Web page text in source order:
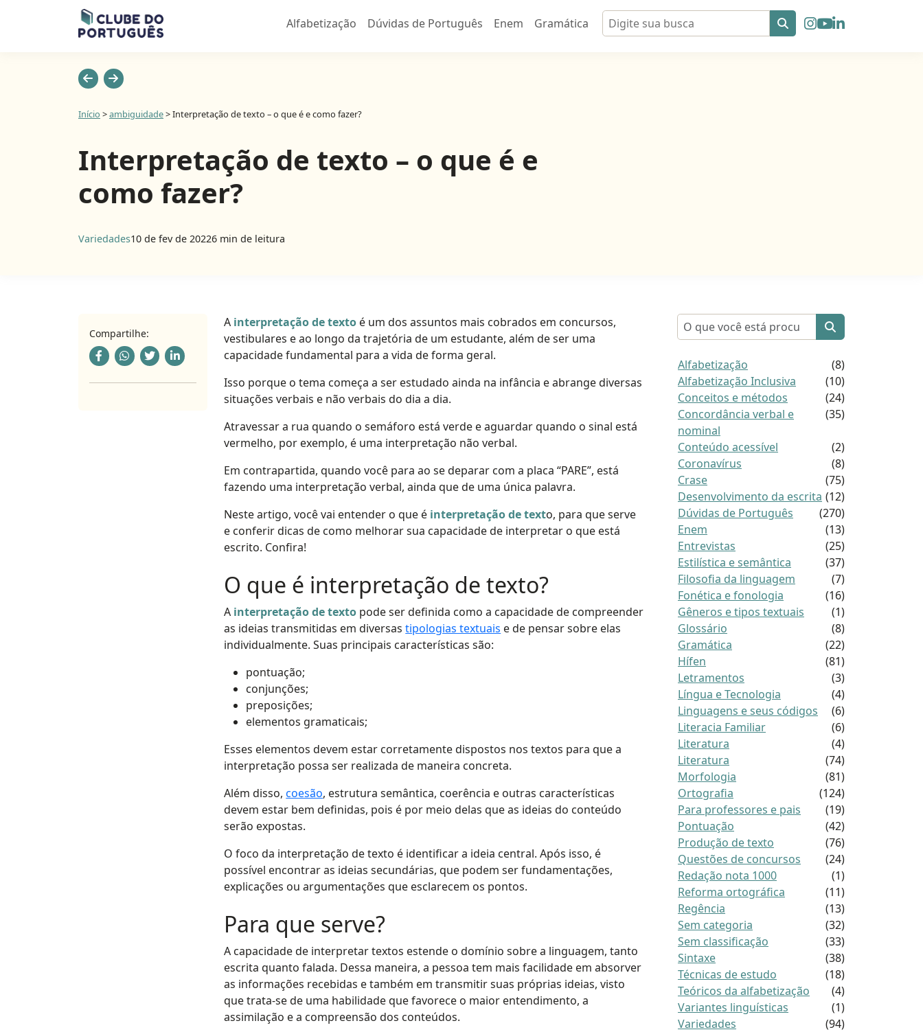
Alfabetização Dúvidas de Português Enem Gramática
Início >ambiguidade>Interpretação de texto – o que é e como fazer?
Interpretação de texto – o que é e
como fazer?
Variedades10 de fev de 20226 min de leitura
Compartilhe:
A interpretação de texto é um dos assuntos mais cobrados em concursos,
vestibulares e ao longo da trajetória de um estudante, além de ser uma
capacidade fundamental para a vida de forma geral.
Isso porque o tema começa a ser estudado ainda na infância e abrange diversas
situações verbais e não verbais do dia a dia.
Atravessar a rua quando o semáforo está verde e aguardar quando o sinal está
vermelho, por exemplo, é uma interpretação não verbal.
Em contrapartida, quando você para ao se deparar com a placa “PARE”, está
fazendo uma interpretação verbal, ainda que de uma única palavra.
Neste artigo, você vai entender o que é interpretação de texto, para que serve
e conferir dicas de como melhorar sua capacidade de interpretar o que está
escrito. Confira!
O que é interpretação de texto?
A interpretação de texto pode ser definida como a capacidade de compreender
as ideias transmitidas em diversastipologias textuais e de pensar sobre elas
individualmente. Suas principais características são:
pontuação;
conjunções;
preposições;
elementos gramaticais;
Esses elementos devem estar corretamente dispostos nos textos para que a
interpretação possa ser realizada de maneira concreta.
Além disso,coesão, estrutura semântica, coerência e outras características
devem estar bem definidas, pois é por meio delas que as ideias do conteúdo
serão expostas.
O foco da interpretação de texto é identificar a ideia central. Após isso, é
possível encontrar as ideias secundárias, que podem ser fundamentações,
explicações ou argumentações que esclarecem os pontos.
Para que serve?
A capacidade de interpretar textos estende o domínio sobre a linguagem, tanto
escrita quanto falada. Dessa maneira, a pessoa tem mais facilidade em absorver
as informações recebidas e também em transmitir suas próprias ideias, visto
que trata-se de uma habilidade que favorece o maior entendimento, a
assimilação e a compreensão dos conteúdos.
Pesquisar por:
Alfabetização
(8)
Alfabetização Inclusiva
(10)
Conceitos e métodos
(24)
Concordância verbal e
nominal
(35)
Conteúdo acessível
(2)
Coronavírus
(8)
Crase
(75)
Desenvolvimento da escrita (12)
Dúvidas de Português
(270)
Enem
(13)
Entrevistas
(25)
Estilística e semântica
(37)
Filosofia da linguagem
(7)
Fonética e fonologia
(16)
Gêneros e tipos textuais
(1)
Glossário
(8)
Gramática
(22)
Hífen
(81)
Letramentos
(3)
Língua e Tecnologia
(4)
Linguagens e seus códigos
(6)
Literacia Familiar
(6)
Literatura
(4)
Literatura
(74)
Morfologia
(81)
Ortografia
(124)
Para professores e pais
(19)
Pontuação
(42)
Produção de texto
(76)
Questões de concursos
(24)
Redação nota 1000
(1)
Reforma ortográfica
(11)
Regência
(13)
Sem categoria
(32)
Sem classificação
(33)
Sintaxe
(38)
Técnicas de estudo
(18)
Teóricos da alfabetização
(4)
Variantes linguísticas
(1)
Variedades
(94)